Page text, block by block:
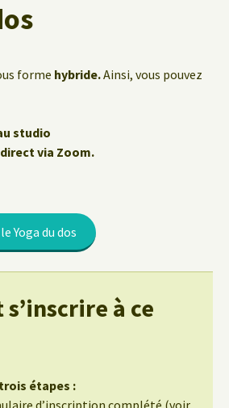
forme hybride.Ainsi, vous pouvez
studio
via Zoom.
Yoga du dos
à ce
étapes :
d’inscription complété (voir